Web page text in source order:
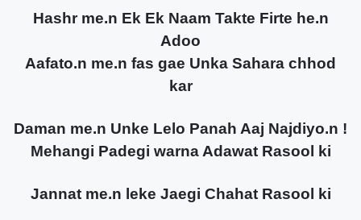
Hashr me.n Ek Ek Naam Takte Firte he.n
Adoo
Aafato.n me.n fas gae Unka Sahara chhod
kar
Daman me.n Unke Lelo Panah Aaj Najdiyo.n !
Mehangi Padegi warna Adawat Rasool ki
Jannat me.n leke Jaegi Chahat Rasool ki